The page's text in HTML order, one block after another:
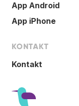
App Android
App iPhone
KONTAKT
Kontakt